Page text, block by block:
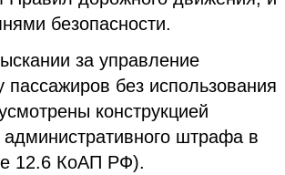
безопасности.
за управление
без использования
конструкцией
штрафа в
12.6 КоАП РФ).